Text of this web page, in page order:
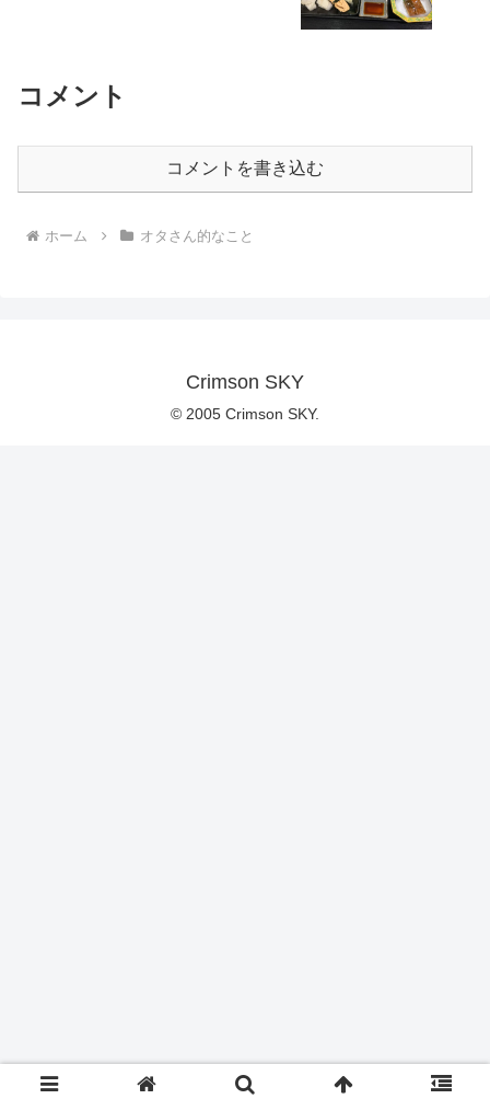
コメント
コメントを書き込む
ホーム オタさん的なこと
Crimson SKY
© 2005 Crimson SKY.